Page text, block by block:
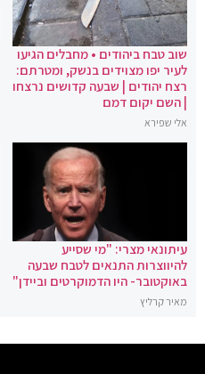
שוב טבח ביהודים • מחבלים הגיעו
לעיר יפו מצוידים בנשק, ומטרתם:
רצח יהודים | שבעה קדושים נרצחו
| השם יקום דמם
אלי שפירא
עיתונאי מצרי: "מי שסייע
להיווצרות התנאים לטבח שבעה
באוקטובר- היו הדמוקרטים וביידן"
מאיר קרליץ